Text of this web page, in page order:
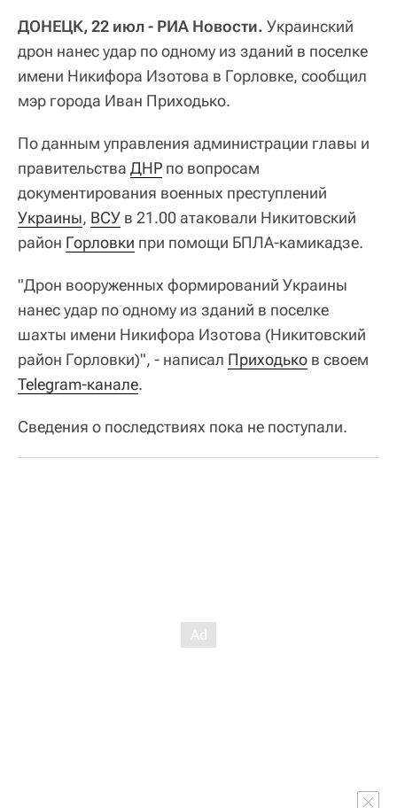
ДОНЕЦК, 22 июл - РИА Новости. Украинский
дрон нанес удар по одному из зданий в поселке
имени Никифора Изотова в Горловке, сообщил
мэр города Иван Приходько.
По данным управления администрации главы и
правительства ДНР по вопросам
документирования военных преступлений
Украины, ВСУ в 21.00 атаковали Никитовский
район Горловки при помощи БПЛА-камикадзе.
"Дрон вооруженных формирований Украины
нанес удар по одному из зданий в поселке
шахты имени Никифора Изотова (Никитовский
район Горловки)", - написал Приходько в своем
Telegram-канале.
Сведения о последствиях пока не поступали.